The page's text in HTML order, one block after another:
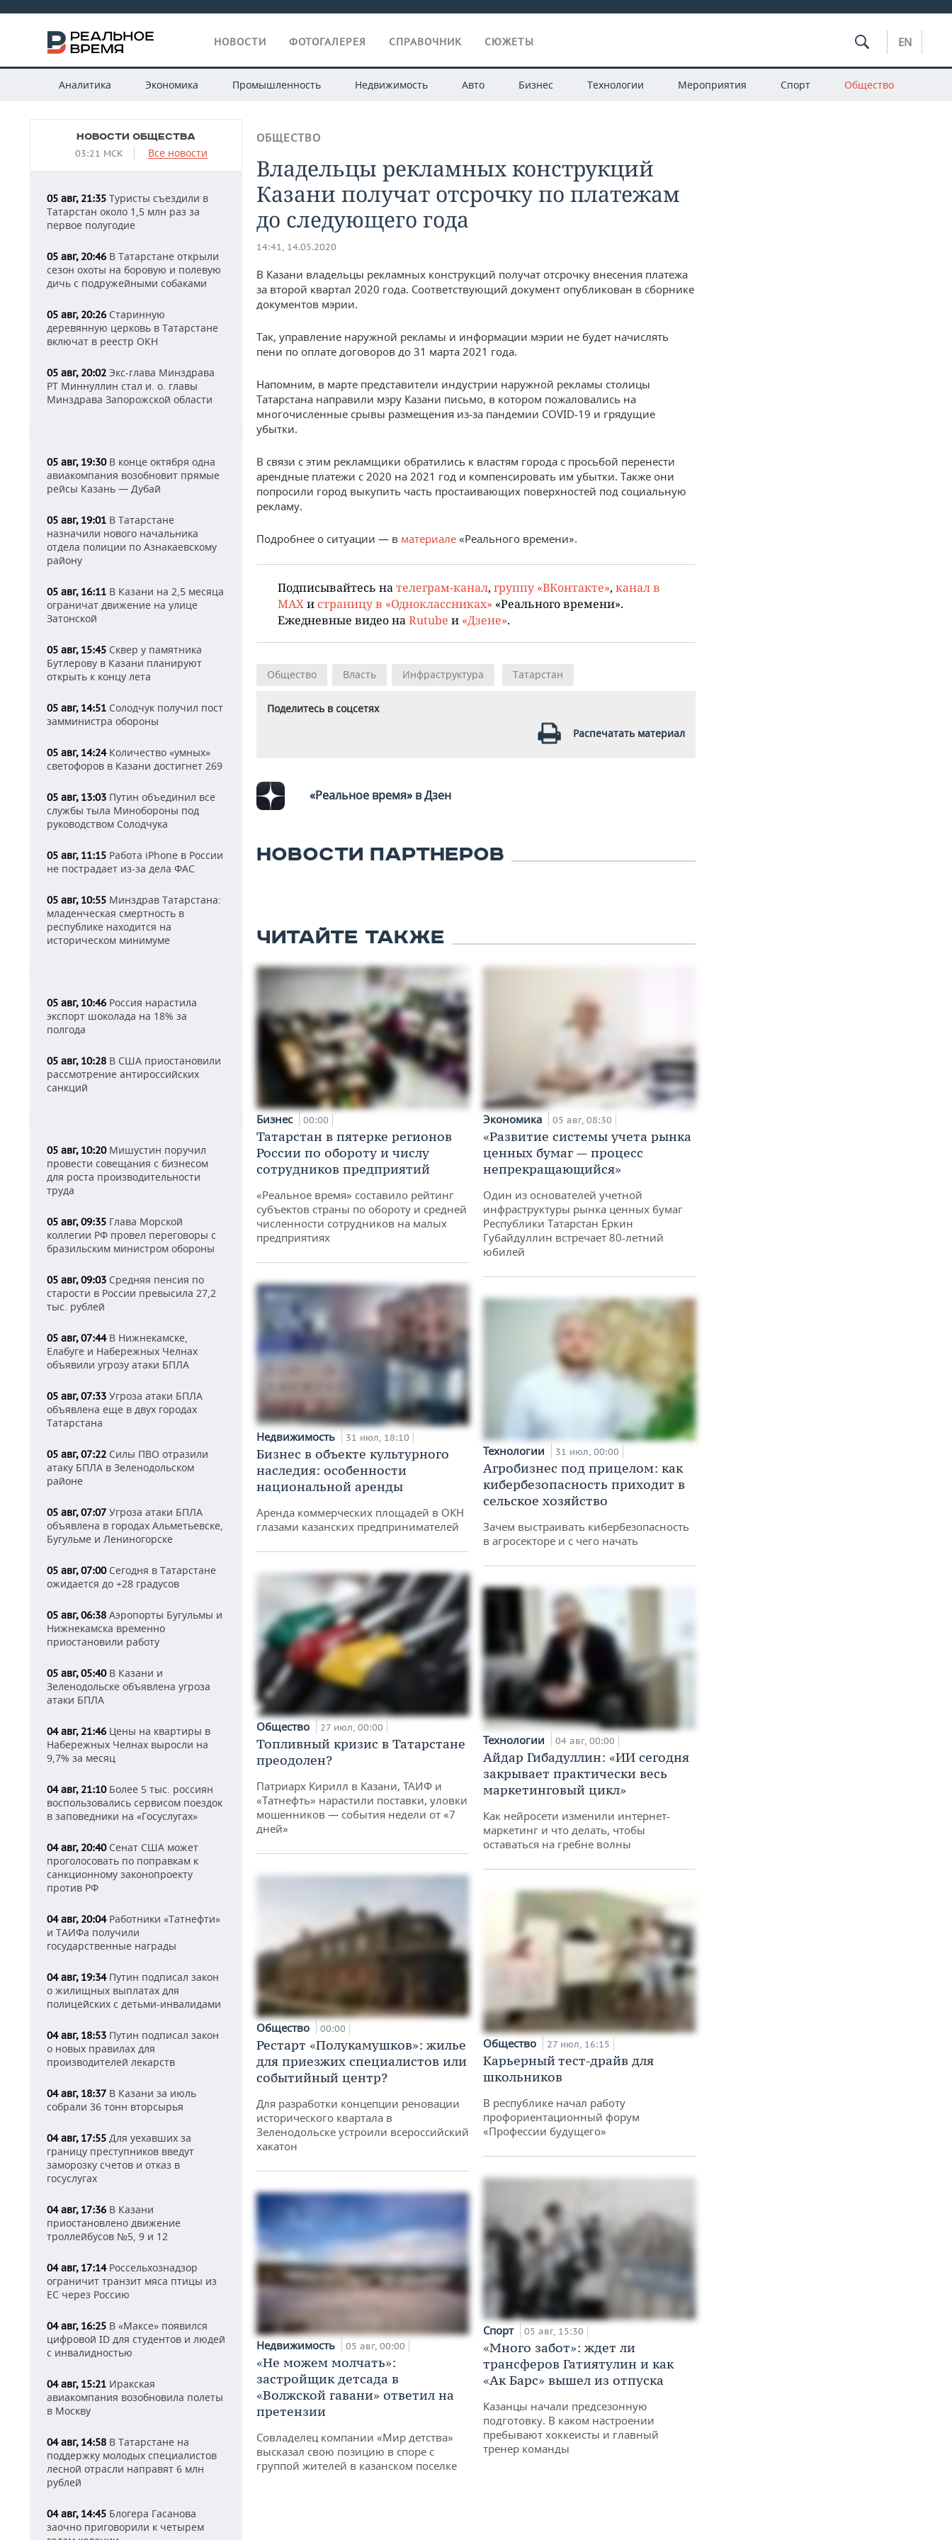
НОВОСТИ ФОТОГАЛЕРЕЯ СПРАВОЧНИК СЮЖЕТЫ EN
Аналитика Экономика Промышленность Недвижимость Авто Бизнес Технологии Мероприятия Спорт Общество
НОВОСТИ ОБЩЕСТВА
03:21 МСК Все новости
05 авг, 21:35 Туристы съездили в
Татарстан около 1,5 млн раз за
первое полугодие
05 авг, 20:46 В Татарстане открыли
сезон охоты на боровую и полевую
дичь с подружейными собаками
05 авг, 20:26 Старинную
деревянную церковь в Татарстане
включат в реестр ОКН
05 авг, 20:02 Экс-глава Минздрава
РТ Миннуллин стал и. о. главы
Минздрава Запорожской области
05 авг, 19:30В конце октября одна
авиакомпания возобновит прямые
рейсы Казань — Дубай
05 авг, 19:01 В Татарстане
назначили нового начальника
отдела полиции по Азнакаевскому
району
05 авг, 16:11 В Казани на 2,5 месяца
ограничат движение на улице
Затонской
05 авг, 15:45 Сквер у памятника
Бутлерову в Казани планируют
открыть к концу лета
05 авг, 14:51 Солодчук получил пост
замминистра обороны
05 авг, 14:24Количество «умных»
светофоров в Казани достигнет 269
05 авг, 13:03 Путин объединил все
службы тыла Минобороны под
руководством Солодчука
05 авг, 11:15 Работа iPhone в России
не пострадает из-за дела ФАС
05 авг, 10:55 Минздрав Татарстана:
младенческая смертность в
республике находится на
историческом минимуме
05 авг, 10:46 Россия нарастила
экспорт шоколада на 18% за
полгода
05 авг, 10:28 В США приостановили
рассмотрение антироссийских
санкций
05 авг, 10:20Мишустин поручил
провести совещания с бизнесом
для роста производительности
труда
05 авг, 09:35 Глава Морской
коллегии РФ провел переговоры с
бразильским министром обороны
05 авг, 09:03 Средняя пенсия по
старости в России превысила 27,2
тыс. рублей
05 авг, 07:44В Нижнекамске,
Елабуге и Набережных Челнах
объявили угрозу атаки БПЛА
05 авг, 07:33 Угроза атаки БПЛА
объявлена еще в двух городах
Татарстана
05 авг, 07:22 Силы ПВО отразили
атаку БПЛА в Зеленодольском
районе
05 авг, 07:07 Угроза атаки БПЛА
объявлена в городах Альметьевске,
Бугульме и Лениногорске
05 авг, 07:00Сегодня в Татарстане
ожидается до +28 градусов
05 авг, 06:38 Аэропорты Бугульмы и
Нижнекамска временно
приостановили работу
05 авг, 05:40В Казани и
Зеленодольске объявлена угроза
атаки БПЛА
04 авг, 21:46 Цены на квартиры в
Набережных Челнах выросли на
9,7% за месяц
04 авг, 21:10Более 5 тыс. россиян
воспользовались сервисом поездок
в заповедники на «Госуслугах»
04 авг, 20:40Сенат США может
проголосовать по поправкам к
санкционному законопроекту
против РФ
04 авг, 20:04Работники «Татнефти»
и ТАИФа получили
государственные награды
04 авг, 19:34Путин подписал закон
о жилищных выплатах для
полицейских с детьми-инвалидами
04 авг, 18:53 Путин подписал закон
о новых правилах для
производителей лекарств
04 авг, 18:37 В Казани за июль
собрали 36 тонн вторсырья
04 авг, 17:55 Для уехавших за
границу преступников введут
заморозку счетов и отказ в
госуслугах
04 авг, 17:36 В Казани
приостановлено движение
троллейбусов №5, 9 и 12
04 авг, 17:14Россельхознадзор
ограничит транзит мяса птицы из
ЕС через Россию
04 авг, 16:25 В «Максе» появился
цифровой ID для студентов и людей
с инвалидностью
04 авг, 15:21 Иракская
авиакомпания возобновила полеты
в Москву
04 авг, 14:58 В Татарстане на
поддержку молодых специалистов
лесной отрасли направят 6 млн
рублей
04 авг, 14:45 Блогера Гасанова
заочно приговорили к четырем
ОБЩЕСТВО
Владельцы рекламных конструкций
Казани получат отсрочку по платежам
до следующего года
14:41, 14.05.2020
В Казани владельцы рекламных конструкций получат отсрочку внесения платежа
за второй квартал 2020 года. Соответствующий документ опубликован в сборнике
документов мэрии.
Так, управление наружной рекламы и информации мэрии не будет начислять
пени по оплате договоров до 31 марта 2021 года.
Напомним, в марте представители индустрии наружной рекламы столицы
Татарстана направили мэру Казани письмо, в котором пожаловались на
многочисленные срывы размещения из-за пандемии COVID-19 и грядущие
убытки.
В связи с этим рекламщики обратились к властям города с просьбой перенести
арендные платежи с 2020 на 2021 год и компенсировать им убытки. Также они
попросили город выкупить часть простаивающих поверхностей под социальную
рекламу.
Подробнее о ситуации — в материале «Реального времени».
Подписывайтесь на телеграм-канал, группу «ВКонтакте», канал в
MAX и страницу в «Одноклассниках» «Реального времени».
Ежедневные видео на Rutube и «Дзене».
Общество Власть Инфраструктура Татарстан
Поделитесь в соцсетях
Распечатать материал
«Реальное время» в Дзен
НОВОСТИ ПАРТНЕРОВ
ЧИТАЙТЕ ТАКЖЕ
Бизнес 00:00
Татарстан в пятерке регионов
России по обороту и числу
сотрудников предприятий
«Реальное время» составило рейтинг
субъектов страны по обороту и средней
численности сотрудников на малых
предприятиях
Недвижимость 31 июл, 18:10
Бизнес в объекте культурного
наследия: особенности
национальной аренды
Аренда коммерческих площадей в ОКН
глазами казанских предпринимателей
Общество 27 июл, 00:00
Топливный кризис в Татарстане
преодолен?
Патриарх Кирилл в Казани, ТАИФ и
«Татнефть» нарастили поставки, уловки
мошенников — события недели от «7
дней»
Общество 00:00
Рестарт «Полукамушков»: жилье
для приезжих специалистов или
событийный центр?
Для разработки концепции реновации
исторического квартала в
Зеленодольске устроили всероссийский
хакатон
Недвижимость 05 авг, 00:00
«Не можем молчать»:
застройщик детсада в
«Волжской гавани» ответил на
претензии
Совладелец компании «Мир детства»
высказал свою позицию в споре с
группой жителей в казанском поселке
Экономика 05 авг, 08:30
«Развитие системы учета рынка
ценных бумаг — процесс
непрекращающийся»
Один из основателей учетной
инфраструктуры рынка ценных бумаг
Республики Татарстан Еркин
Губайдуллин встречает 80-летний
юбилей
Технологии 31 июл, 00:00
Агробизнес под прицелом: как
кибербезопасность приходит в
сельское хозяйство
Зачем выстраивать кибербезопасность
в агросекторе и с чего начать
Технологии 04 авг, 00:00
Айдар Гибадуллин: «ИИ сегодня
закрывает практически весь
маркетинговый цикл»
Как нейросети изменили интернет-
маркетинг и что делать, чтобы
оставаться на гребне волны
Общество 27 июл, 16:15
Карьерный тест-драйв для
школьников
В республике начал работу
профориентационный форум
«Профессии будущего»
Спорт 05 авг, 15:30
«Много забот»: ждет ли
трансферов Гатиятулин и как
«Ак Барс» вышел из отпуска
Казанцы начали предсезонную
подготовку. В каком настроении
пребывают хоккеисты и главный
тренер команды